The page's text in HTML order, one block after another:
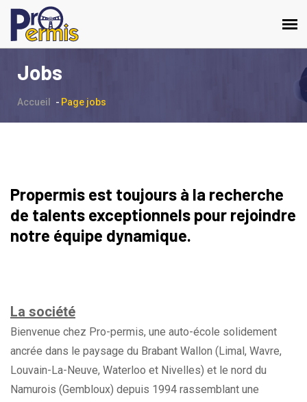
Jobs
Accueil Page jobs
Propermis est toujours à la recherche
de talents exceptionnels pour rejoindre
notre équipe dynamique.
La société
Bienvenue chez Pro-permis, une auto-école solidement
ancrée dans le paysage du Brabant Wallon (Limal, Wavre,
Louvain-La-Neuve, Waterloo et Nivelles) et le nord du
Namurois (Gembloux) depuis 1994 rassemblant une